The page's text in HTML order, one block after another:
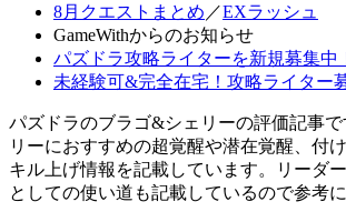
8月クエストまとめ ／EXラッシュ
GameWithからのお知らせ
パズドラ攻略ライターを新規募集中
未経験可&完全在宅！攻略ライター
パズドラのブラゴ&シェリーの評価記事
リーにおすすめの超覚醒や潜在覚醒、付
キル上げ情報を記載しています。リーダ
としての使い道も記載しているので参考